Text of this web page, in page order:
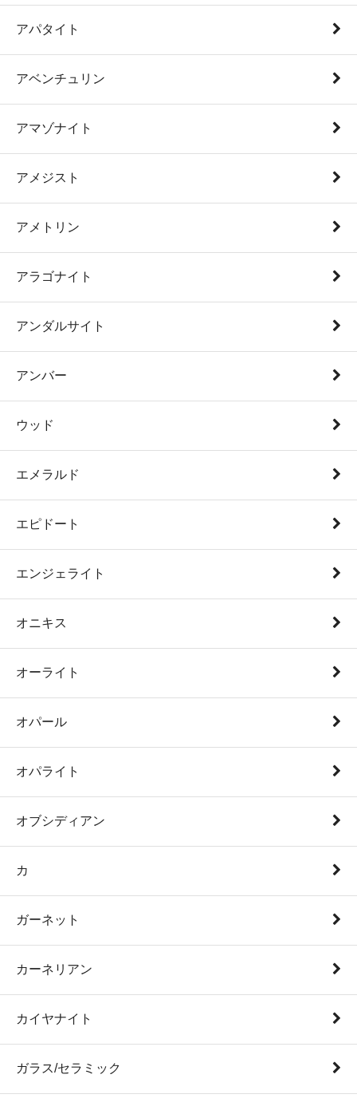
アパタイト
アベンチュリン
アマゾナイト
アメジスト
アメトリン
アラゴナイト
アンダルサイト
アンバー
ウッド
エメラルド
エピドート
エンジェライト
オニキス
オーライト
オパール
オパライト
オブシディアン
カ
ガーネット
カーネリアン
カイヤナイト
ガラス/セラミック